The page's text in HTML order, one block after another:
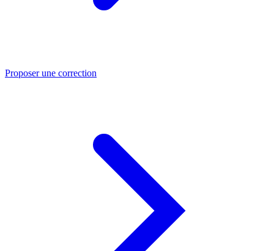
Proposer une correction